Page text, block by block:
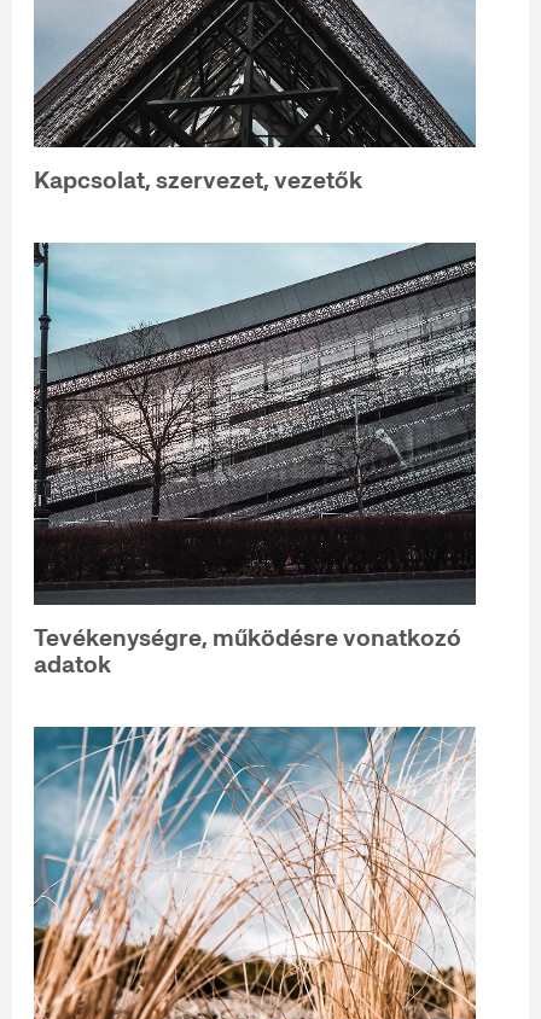
Kapcsolat, szervezet, vezetők
Tevékenységre, működésre vonatkozó
adatok